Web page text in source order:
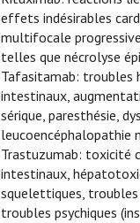
effets indésirables
multifocale
telles que nécrolyse
Tafasitamab: troubles
intestinaux,
sérique, paresthésie,
leucoencéphalopathie
Trastuzumab: toxicité
intestinaux,
squelettiques,
troubles psychiques